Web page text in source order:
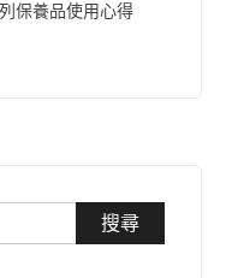
保養品使用心得